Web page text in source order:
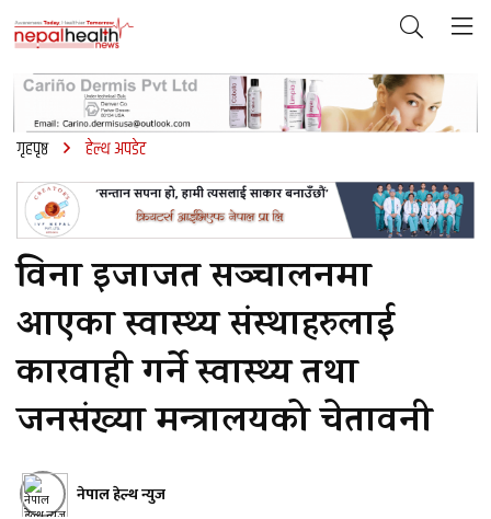
गृहपृष्ठ हेल्थ अपडेट
विना इजाजत सञ्चालनमा
आएका स्वास्थ्य संस्थाहरुलाई
कारवाही गर्ने स्वास्थ्य तथा
जनसंख्या मन्त्रालयको चेतावनी
नेपाल हेल्थ न्युज